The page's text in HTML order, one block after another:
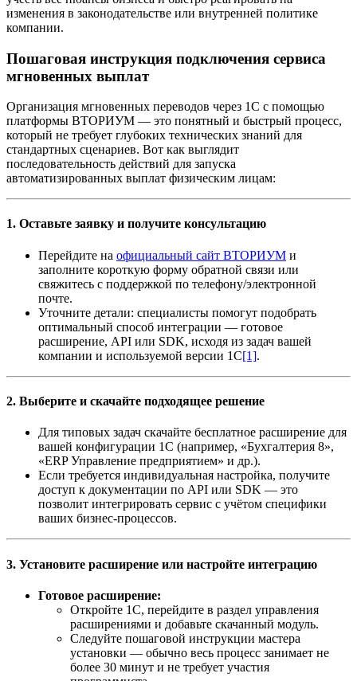
изменения в законодательстве или внутренней политике
компании.
Пошаговая инструкция подключения сервиса
мгновенных выплат
Организация мгновенных переводов через 1С с помощью
платформы ВТОРИУМ — это понятный и быстрый процесс,
который не требует глубоких технических знаний для
стандартных сценариев. Вот как выглядит
последовательность действий для запуска
автоматизированных выплат физическим лицам:
1. Оставьте заявку и получите консультацию
Перейдите на официальный сайт ВТОРИУМ и
заполните короткую форму обратной связи или
свяжитесь с поддержкой по телефону/электронной
почте.
Уточните детали: специалисты помогут подобрать
оптимальный способ интеграции — готовое
расширение, API или SDK, исходя из задач вашей
компании и используемой версии 1С[1].
2. Выберите и скачайте подходящее решение
Для типовых задач скачайте бесплатное расширение для
вашей конфигурации 1С (например, «Бухгалтерия 8»,
«ERP Управление предприятием» и др.).
Если требуется индивидуальная настройка, получите
доступ к документации по API или SDK — это
позволит интегрировать сервис с учётом специфики
ваших бизнес-процессов.
3. Установите расширение или настройте интеграцию
Готовое расширение:
Откройте 1С, перейдите в раздел управления
расширениями и добавьте скачанный модуль.
Следуйте пошаговой инструкции мастера
установки — обычно весь процесс занимает не
более 30 минут и не требует участия